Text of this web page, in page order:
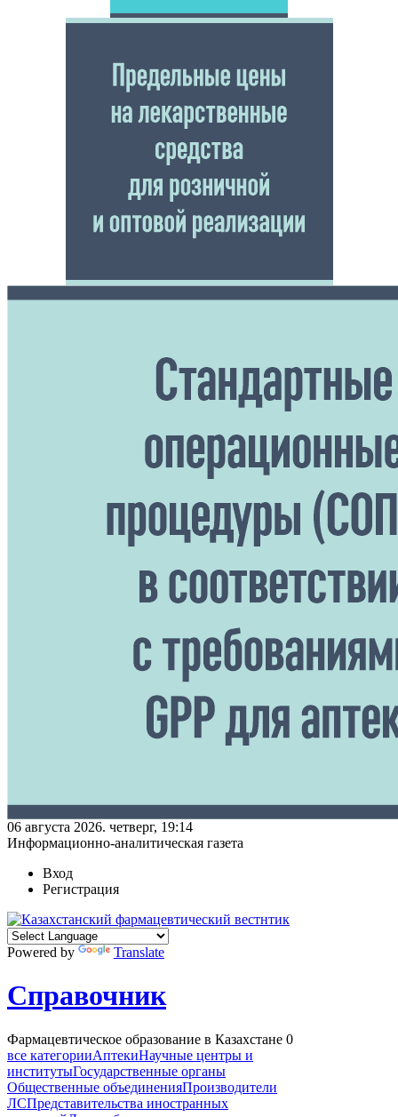
06 августа 2026. четверг, 19:14
Информационно-аналитическая газета
Вход
Регистрация
Powered by Translate
Справочник
Фармацевтическое образование в Казахстане 0
все категорииАптекиНаучные центры и
институтыГосударственные органы
Общественные объединенияПроизводители
ЛСПредставительства иностранных